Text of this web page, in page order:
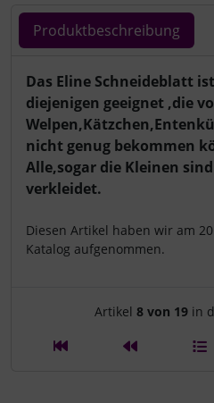
Produktbeschreibung
Das Eline Schneideblatt
diejenigen geeignet ,die
nicht genug bekommen
Alle,sogar die Kleinen
verkleidet.
Diesen Artikel haben wir am
Katalog aufgenommen.
Artikel 8 von 19 in